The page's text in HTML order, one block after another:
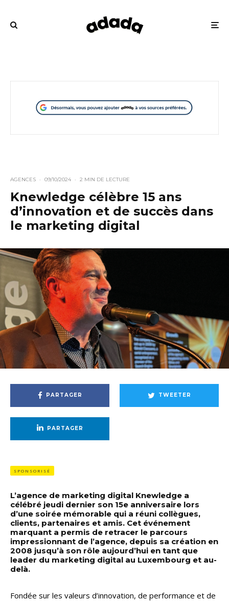
AGENCES · 09/10/2024 · 2 MIN DE LECTURE
Knewledge célèbre 15 ans
d’innovation et de succès dans
le marketing digital
PARTAGER TWEETER
PARTAGER
SPONSORISÉ
L’agence de marketing digital Knewledge a
célébré jeudi dernier son 15e anniversaire lors
d’une soirée mémorable qui a réuni collègues,
clients, partenaires et amis. Cet événement
marquant a permis de retracer le parcours
impressionnant de l’agence, depuis sa création en
2008 jusqu’à son rôle aujourd’hui en tant que
leader du marketing digital au Luxembourg et au-
delà.
Fondée sur les valeurs d’innovation, de performance et de